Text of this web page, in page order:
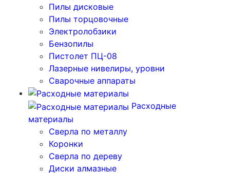
Пилы дисковые
Пилы торцовочные
Электролобзики
Бензопилы
Пистолет ПЦ-08
Лазерные нивелиры, уровни
Сварочные аппараты
Расходные
материалы
Сверла по металлу
Коронки
Сверла по дереву
Диски алмазные